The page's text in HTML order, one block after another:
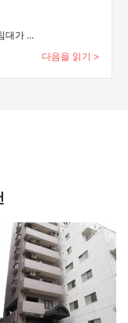
대가 ...
다음을 읽기 >